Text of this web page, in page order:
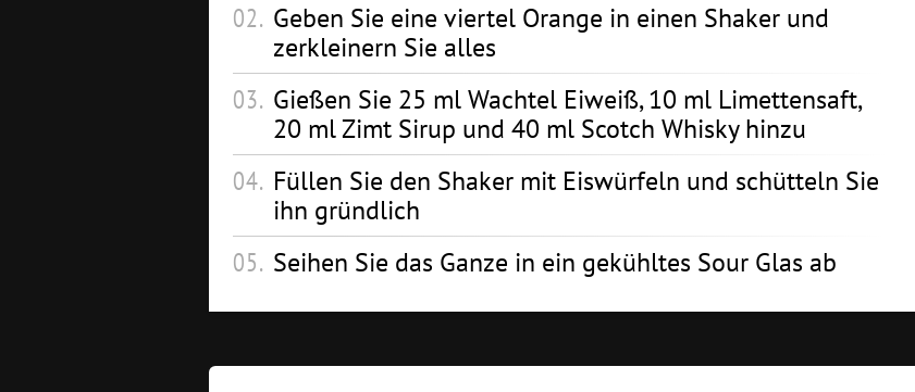
Geben Sie eine viertel Orange in einen Shaker und
zerkleinern Sie alles
Gießen Sie 25 ml Wachtel Eiweiß, 10 ml Limettensaft,
20 ml Zimt Sirup und 40 ml Scotch Whisky hinzu
Füllen Sie den Shaker mit Eiswürfeln und schütteln Sie
ihn gründlich
Seihen Sie das Ganze in ein gekühltes Sour Glas ab